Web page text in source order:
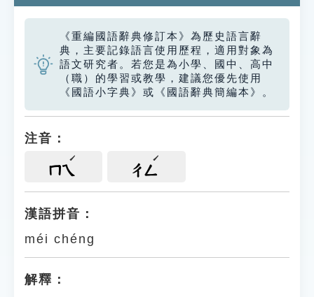
生命大百科索引
遊戲專區
教學應用
貓頭鷹博士
《重編國語辭典修訂本》為歷史語言辭
典，主要記錄語言使用歷程，適用對象為
語文研究者。若您是為小學、國中、高中
（職）的學習或教學，建議您優先使用
《國語小字典》或《國語辭典簡編本》。
注音：
ㄇㄟ ㄔㄥ
漢語拼音：
méi chéng
解釋：